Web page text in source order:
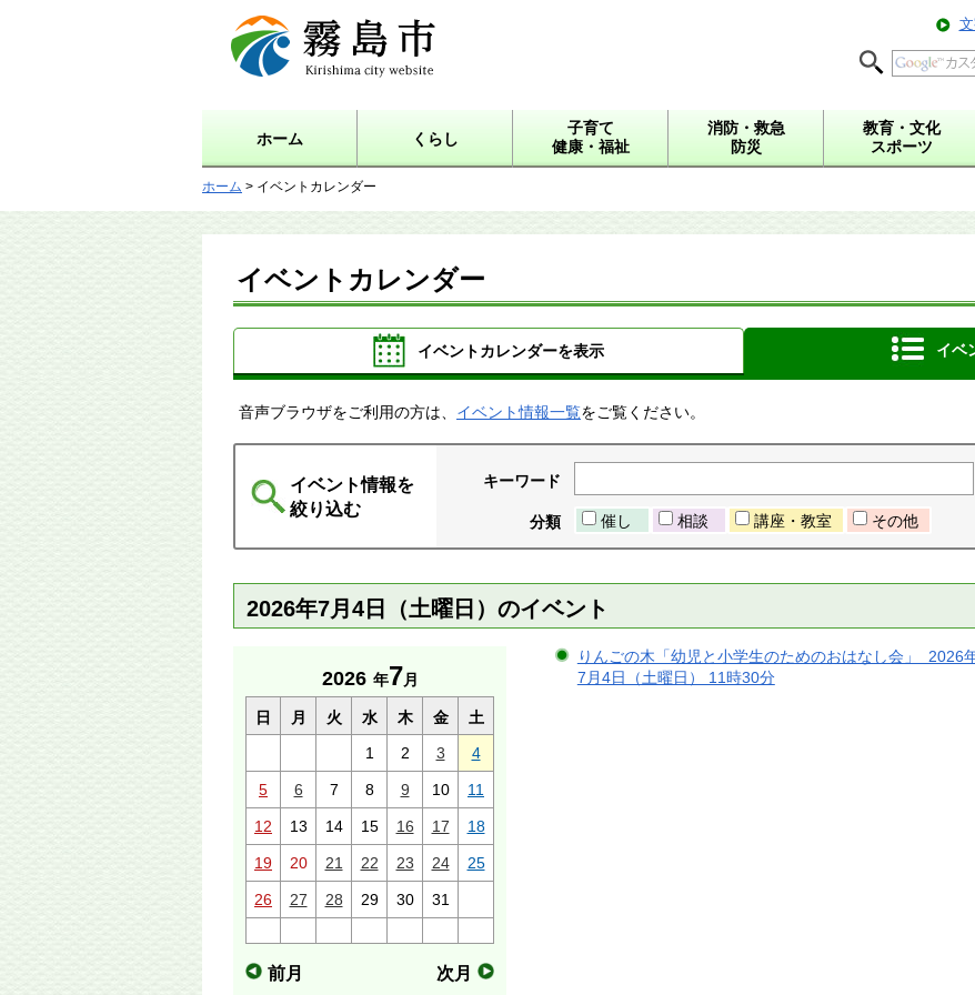
霧島市 Kirishima city
website
ホーム くらし
子育て
健康・福祉
消防・救急
防災
教育・文化
スポーツ
ホーム > イベントカレンダー
イベントカレンダー
イベントカレンダーを表示 イベ
音声ブラウザをご利用の方は、 イベント情報一覧をご覧ください。
イベント情報を
絞り込む
キーワード
分類 催し 相談 講座・教室 その他
2026年7月4日（土曜日）のイベント
2026 年7 月
日 月 火 水 木 金
土
1
2 3 4
5 6 7 8 9 10 11
12 13 14 15 16 17 18
19 20 21 22 23 24 25
26 27 28 29 30 31
前月 次月
りんごの木「幼児と小学生のためのおはなし会」 2026
7月4日（土曜日） 11時30分